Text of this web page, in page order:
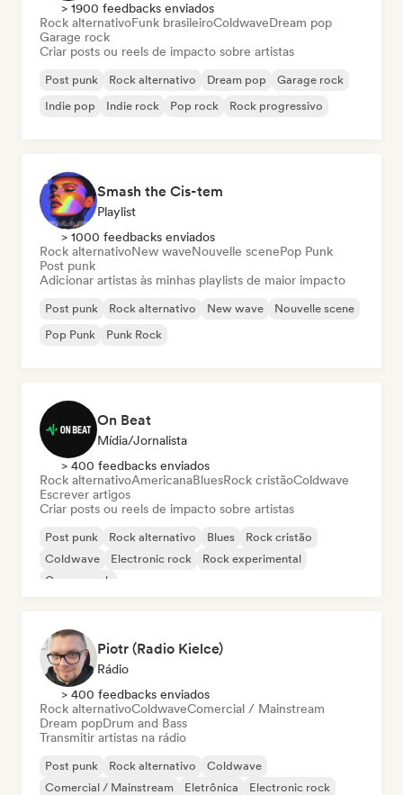
> 1900 feedbacks enviados
Rock alternativoFunk brasileiroColdwaveDream pop
Garage rock
Criar posts ou reels de impacto sobre artistas
Post punk Rock alternativo Dream pop
Garage rock
Indie pop
Indie rock Pop rock Rock progressivo
Smash the Cis-tem
Playlist
> 1000 feedbacks enviados
Rock alternativoNew waveNouvelle scenePop Punk
Post punk
Adicionar artistas às minhas playlists de maior impacto
Post punk Rock alternativo New wave
Nouvelle scene
Pop Punk
Punk Rock
On Beat
Mídia/Jornalista
> 400 feedbacks enviados
Rock alternativoAmericanaBluesRock cristãoColdwave
Escrever artigos
Criar posts ou reels de impacto sobre artistas
Post punk Rock alternativo Blues
Rock cristão
Coldwave
Electronic rock
Rock experimental
Garage rock
Piotr (Radio Kielce)
Rádio
> 400 feedbacks enviados
Rock alternativoColdwaveComercial / Mainstream
Dream popDrum and Bass
Transmitir artistas na rádio
Post punk Rock alternativo
Coldwave
Comercial / Mainstream
Eletrônica
Electronic rock